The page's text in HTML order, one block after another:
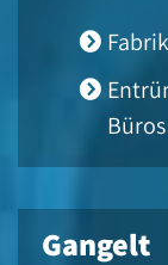
Büros
Gangelt